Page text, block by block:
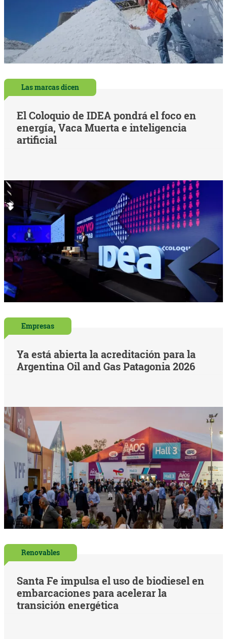
Las marcas dicen
El Coloquio de IDEA pondrá el foco en
energía, Vaca Muerta e inteligencia
artificial
Empresas
Ya está abierta la acreditación para la
Argentina Oil and Gas Patagonia 2026
Renovables
Santa Fe impulsa el uso de biodiesel en
embarcaciones para acelerar la
transición energética